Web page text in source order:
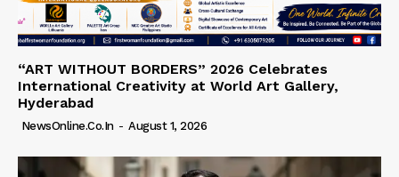
“ART WITHOUT BORDERS” 2026 Celebrates
International Creativity at World Art Gallery,
Hyderabad
NewsOnline.co.in - August 1, 2026